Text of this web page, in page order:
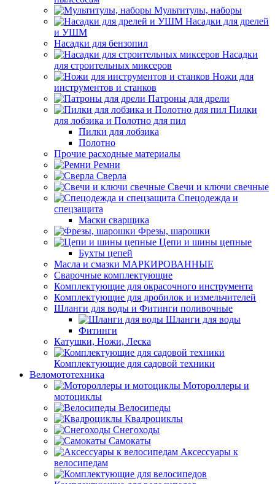
Мультитулы, наборы
Насадки для дрелей
и УШМ
Насадки для бензопил
Насадки
для строительных миксеров
Ножи для
инструментов и станков
Патроны для дрели
Пилки
для лобзика и Полотно для пил
Пилки для лобзика
Полотно
Прочие расходные материалы
Ремни
Сверла
Свечи и ключи свечные
Спецодежда и
спецзащита
Маски сварщика
Фрезы, шарошки
Цепи и шины цепные
Бухты цепей
Масла и смазки МАРКИРОВАННЫЕ
Сварочные комплектующие
Комплектующие для окрасочного инструмента
Комплектующие для дробилок и измельчителей
Шланги для воды и Фитинги поливочные
Шланги для воды
Фитинги
Катушки, Ножи, Леска
Комплектующие для садовой техники
Веломототехника
Мотороллеры и
мотоциклы
Велосипеды
Квадроциклы
Снегоходы
Самокаты
Аксессуары к
велосипедам